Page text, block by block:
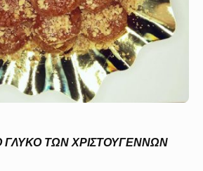
ΓΛΥΚΟ ΤΩΝ ΧΡΙΣΤΟΥΓΕΝΝΩΝ